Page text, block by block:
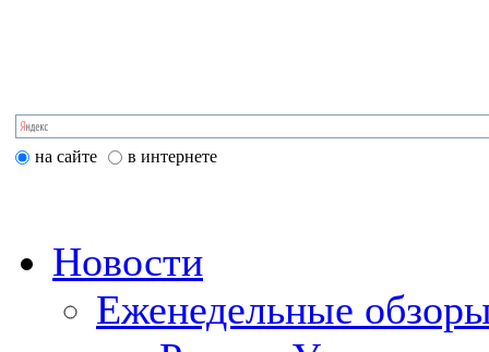
на сайте в интернете
Новости
Еженедельные